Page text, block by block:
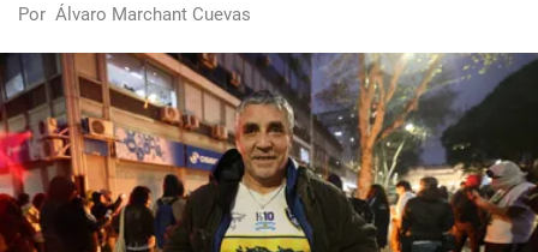
Por Álvaro Marchant Cuevas